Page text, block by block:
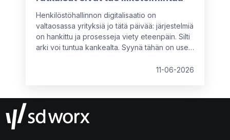
Henkilöstöhallinnon digitalisaatio on
valtaosassa yrityksiä jo tätä päivää: järjestelmiä
on hankittu ja prosesseja viety eteenpäin. Silti
arki voi tuntua kankealta. Syynä tähän on usein
organisaation nykyistä kokoa, rakennetta tai
parannuksista tai vääränlaisista, osittain
toimivista ratkaisuista.
11-06-2026